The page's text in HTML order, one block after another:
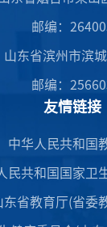
邮编：
山东省滨州市滨
邮编：
友情链接
中华人民共和国
民共和国国家卫
东省教育厅(省委